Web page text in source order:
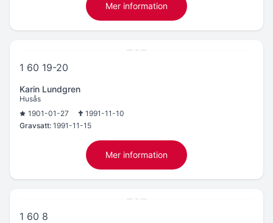
Mer information
1 60 19-20
Karin Lundgren
Husås
1901-01-27
1991-11-10
Gravsatt: 1991-11-15
Mer information
1 60 8